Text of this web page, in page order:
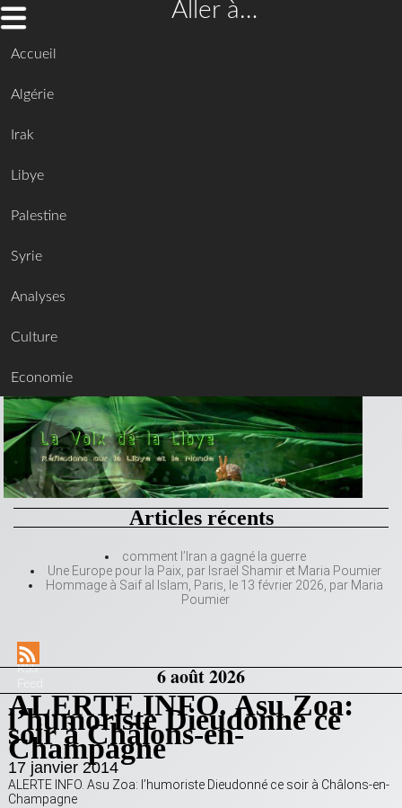
Aller à…
Accueil
Algérie
Irak
Libye
Palestine
Syrie
Analyses
Culture
Economie
Articles récents
comment l’Iran a gagné la guerre
Une Europe pour la Paix, par Israël Shamir et Maria Poumier
Hommage à Saif al Islam, Paris, le 13 février 2026, par Maria
Poumier
RSS
6 août 2026
ALERTE INFO. Asu Zoa:
l’humoriste Dieudonné ce
soir à Châlons-en-
Champagne
17 janvier 2014
ALERTE INFO. Asu Zoa: l’humoriste Dieudonné ce soir à Châlons-en-
Champagne